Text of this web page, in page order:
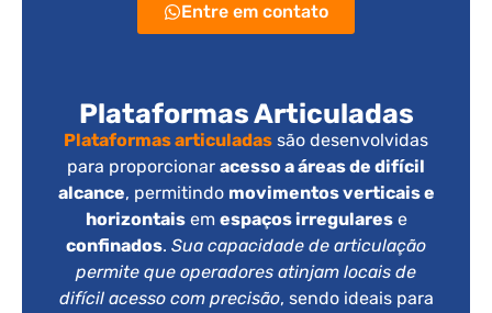
Entre em contato
Plataformas Articuladas
Plataformas articuladas são desenvolvidas
para proporcionar acesso a áreas de difícil
alcance, permitindo movimentos verticais e
horizontaisem espaços irregularese
confinados. Sua capacidade de articulação
permite que operadores atinjam locais de
difícil acesso com precisão, sendo ideais para